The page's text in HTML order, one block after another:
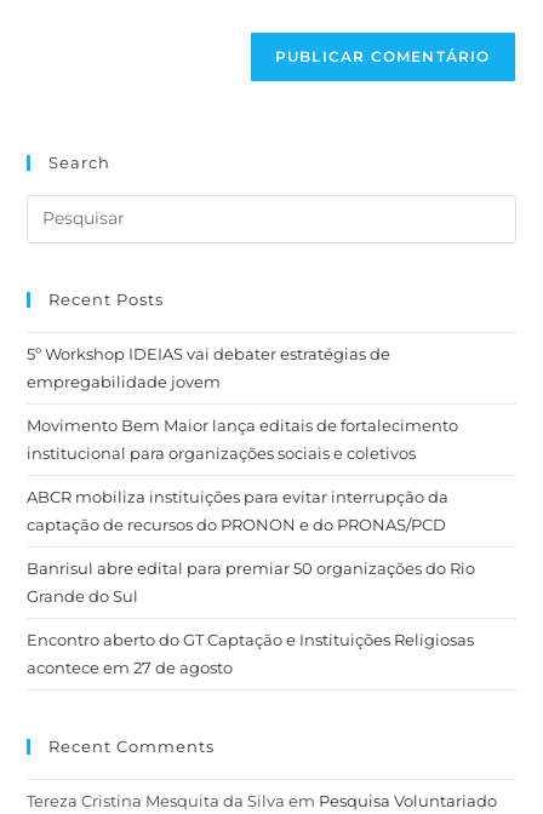
Search
Recent Posts
5º Workshop IDEIAS vai debater estratégias de
empregabilidade jovem
Movimento Bem Maior lança editais de fortalecimento
institucional para organizações sociais e coletivos
ABCR mobiliza instituições para evitar interrupção da
captação de recursos do PRONON e do PRONAS/PCD
Banrisul abre edital para premiar 50 organizações do Rio
Grande do Sul
Encontro aberto do GT Captação e Instituições Religiosas
acontece em 27 de agosto
Recent Comments
Tereza Cristina Mesquita da Silva em Pesquisa Voluntariado